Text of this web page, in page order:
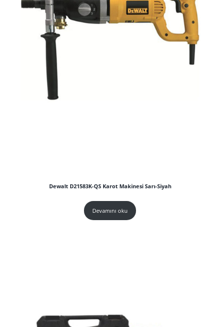
Dewalt D21583K-QS Karot Makinesi Sarı-Siyah
Devamını oku